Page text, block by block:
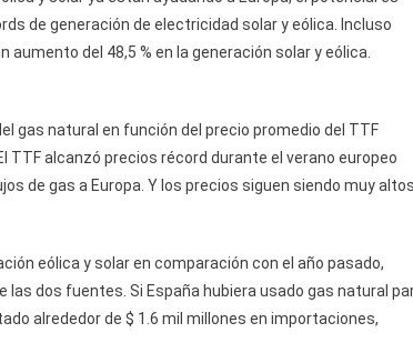
de generación de electricidad solar y eólica. Incluso
del 48,5 % en la generación solar y eólica.
gas natural en función del precio promedio del TTF
TTF alcanzó precios récord durante el verano europeo
de gas a Europa. Y los precios siguen siendo muy altos
eólica y solar en comparación con el año pasado,
dos fuentes. Si España hubiera usado gas natural
alrededor de $ 1.6 mil millones en importaciones,